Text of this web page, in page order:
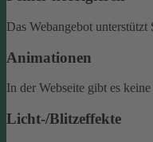
Das Webangebot
Animationen
In der Webseite gibt es
Licht-/Blitzeffekte